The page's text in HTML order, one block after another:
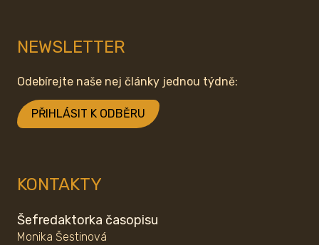
NEWSLETTER
Odebírejte naše nej články jednou týdně:
PŘIHLÁSIT K ODBĚRU
KONTAKTY
Šefredaktorka časopisu
Monika Šestinová